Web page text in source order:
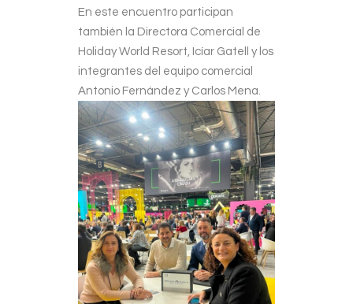
En este encuentro participan
también la Directora Comercial de
Holiday World Resort, Icíar Gatell y los
integrantes del equipo comercial
Antonio Fernández y Carlos Mena.